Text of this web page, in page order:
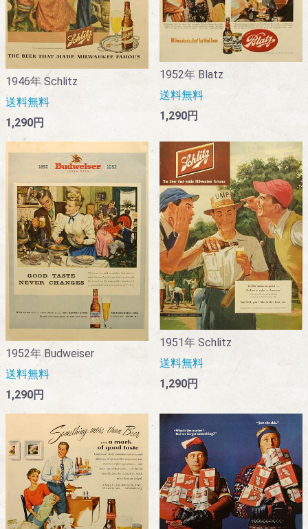
1946年 Schlitz
送料無料
1,290円
1952年 Blatz
送料無料
1,290円
1952年 Budweiser
送料無料
1,290円
1951年 Schlitz
送料無料
1,290円